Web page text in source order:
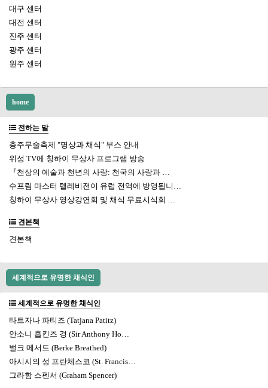
대구 센터
대전 센터
진주 센터
광주 센터
원주 센터
home
전하는 말
충주무술축제 "명상과 채식" 부스 안내
위성 TV에 칭하이 무상사 프로그램 방송
『천상의 예술과 천년의 사랑: 천국의 사랑과 …
수프림 마스터 텔레비전이 유럽 전역에 방영됩니…
칭하이 무상사 영상강연회 및 채식 무료시식회 …
견본책
견본책
세계적으로 유명한 채식인
세계적으로 유명한 채식인
타트자나 파티즈 (Tatjana Patitz)
안소니 홉킨즈 경 (Sir Anthony Ho…
벌크 메서드 (Berke Breathed)
아시시의 성 프란체스코 (St. Francis…
그라함 스펜서 (Graham Spencer)